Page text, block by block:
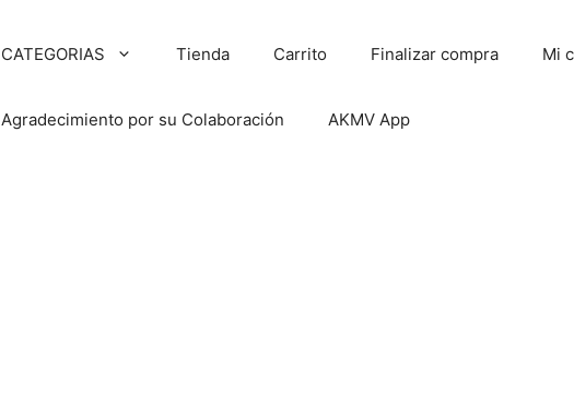
CATEGORIAS Tienda Carrito Finalizar compra Mi
Agradecimiento por su Colaboración AKMV App